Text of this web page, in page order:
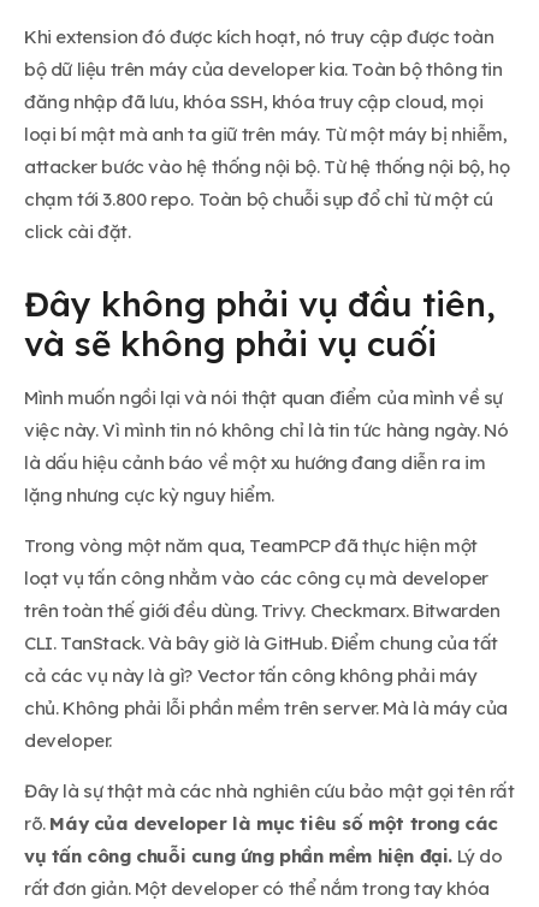
Khi extension đó được kích hoạt, nó truy cập được toàn
bộ dữ liệu trên máy của developer kia. Toàn bộ thông tin
đăng nhập đã lưu, khóa SSH, khóa truy cập cloud, mọi
loại bí mật mà anh ta giữ trên máy. Từ một máy bị nhiễm,
attacker bước vào hệ thống nội bộ. Từ hệ thống nội bộ, họ
chạm tới 3.800 repo. Toàn bộ chuỗi sụp đổ chỉ từ một cú
click cài đặt.
Đây không phải vụ đầu tiên,
và sẽ không phải vụ cuối
Mình muốn ngồi lại và nói thật quan điểm của mình về sự
việc này. Vì mình tin nó không chỉ là tin tức hàng ngày. Nó
là dấu hiệu cảnh báo về một xu hướng đang diễn ra im
lặng nhưng cực kỳ nguy hiểm.
Trong vòng một năm qua, TeamPCP đã thực hiện một
loạt vụ tấn công nhằm vào các công cụ mà developer
trên toàn thế giới đều dùng. Trivy. Checkmarx. Bitwarden
CLI. TanStack. Và bây giờ là GitHub. Điểm chung của tất
cả các vụ này là gì? Vector tấn công không phải máy
chủ. Không phải lỗi phần mềm trên server. Mà là máy của
developer.
Đây là sự thật mà các nhà nghiên cứu bảo mật gọi tên rất
rõ. Máy của developer là mục tiêu số một trong các
vụ tấn công chuỗi cung ứng phần mềm hiện đại. Lý do
rất đơn giản. Một developer có thể nắm trong tay khóa